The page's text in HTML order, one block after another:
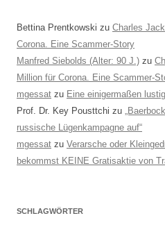
Bettina Prentkowski zu Charles
Corona. Eine Scammer-Story
Manfred Siebolds (Alter: 90 J.) zu
Million für Corona. Eine Scammer-
mgessat zu Eine einigermaßen
Prof. Dr. Key Pousttchi zu
russische Lügenkampagne auf“
mgessat zu Verarsche oder
bekommst KEINE Gratisaktie von
SCHLAGWÖRTER